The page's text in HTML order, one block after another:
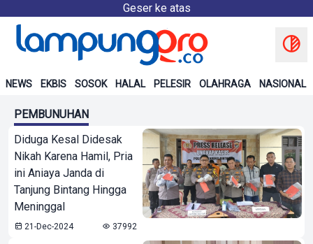
Geser ke atas
NEWS EKBIS SOSOK HALAL PELESIR OLAHRAGA NASIONAL
PEMBUNUHAN
Diduga Kesal Didesak
Nikah Karena Hamil, Pria
ini Aniaya Janda di
Tanjung Bintang Hingga
Meninggal
21-Dec-2024 37992